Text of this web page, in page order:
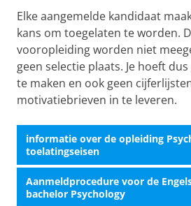
Elke aangemelde kandidaat
kans om toegelaten te worden.
vooropleiding worden niet
geen selectie plaats. Je hoeft
te maken en ook geen
motivatiebrieven in te leveren.
informatie over de opleiding
toelatingseisen
Aanmeldprocedure voor de
bachelor Psychology